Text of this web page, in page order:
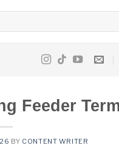
Feeder
BY CONTENT WRITER